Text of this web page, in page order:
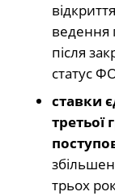
ведення
після
статус
ставки
третьої
трьох